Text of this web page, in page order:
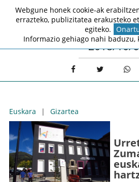
2018/10/6
Euskara | Gizartea
Webgune honek cookie-ak
errazteko, publizitatea erakusteko
egiteko.
Informazio gehiago nahi baduzu,